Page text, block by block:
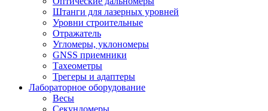
Штанги для лазерных уровней
Уровни строительные
Отражатель
Угломеры, уклономеры
GNSS приемники
Тахеометры
Трегеры и адаптеры
Лабораторное оборудование
Весы
Секундомеры